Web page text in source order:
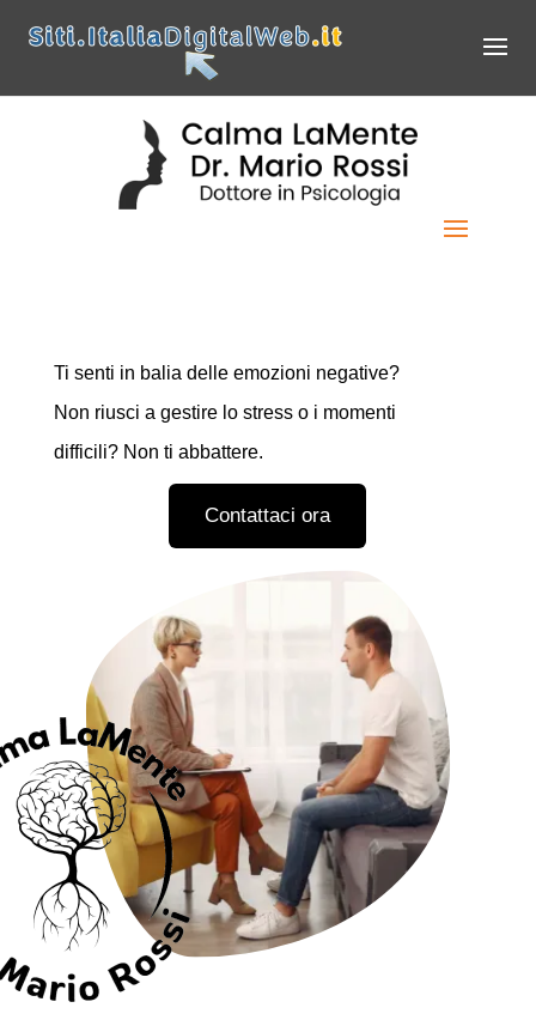
Ti senti in balia delle emozioni negative?
Non riusci a gestire lo stress o i momenti
difficili? Non ti abbattere.
Contattaci ora